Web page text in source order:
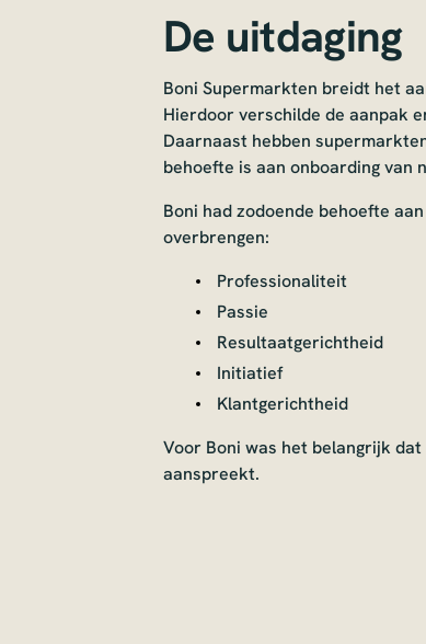
De uitdaging
Boni Supermarkten breidt het
Hierdoor verschilde de aanpak
Daarnaast hebben
behoefte is aan onboarding van
Boni had zodoende behoefte
overbrengen:
Professionaliteit
Passie
Resultaatgerichtheid
Initiatief
Klantgerichtheid
Voor Boni was het belangrijk
aanspreekt.